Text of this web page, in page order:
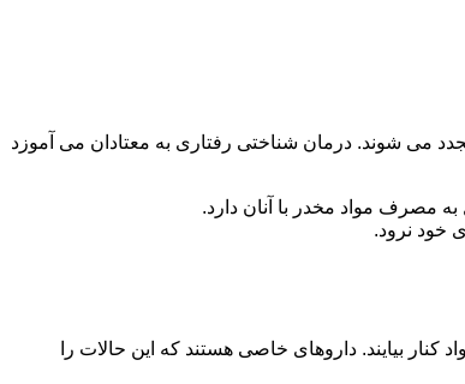
می شوند. درمان شناختی رفتاری به معتادان می آموزد
مصرف مواد مخدر با آنان دارد.
خود نرود.
بیایند. داروهای خاصی هستند که این حالات را